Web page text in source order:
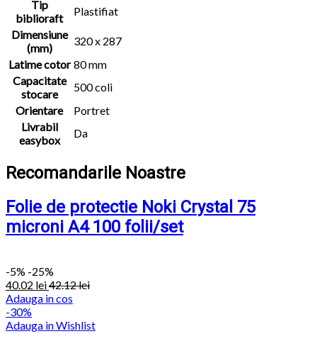
Tip
biblioraft
Plastifiat
Dimensiune
(mm)
320 x 287
Latime cotor 80 mm
Capacitate
stocare
500 coli
Orientare
Portret
Livrabil
easybox
Da
Recomandarile Noastre
Folie de protectie Noki Crystal 75
microni A4 100 folii/set
-5% -25%
40.02 lei42.12lei
Adauga in cos
-30%
Adauga in Wishlist